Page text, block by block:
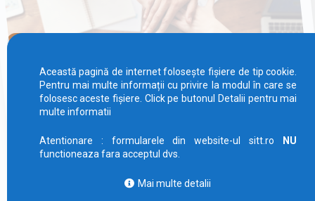
10 motive să te alături SITT
Această pagină de internet folosește fișiere de tip cookie.
Pentru mai multe informații cu privire la modul în care se
folosesc aceste fișiere. Click pe butonul Detalii pentru mai
multe informatii
Atentionare : formularele din website-ul sitt.ro NU
functioneaza fara acceptul dvs.
Mai multe detalii